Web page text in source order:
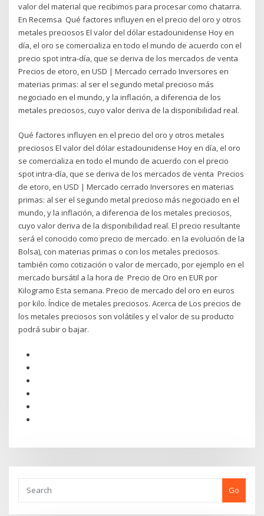
valor del material que recibimos para procesar como chatarra.
En Recemsa Qué factores influyen en el precio del oro y otros
metales preciosos El valor del dólar estadounidense Hoy en
día, el oro se comercializa en todo el mundo de acuerdo con el
precio spot intra-día, que se deriva de los mercados de venta
Precios de etoro, en USD | Mercado cerrado Inversores en
materias primas: al ser el segundo metal precioso más
negociado en el mundo, y la inflación, a diferencia de los
metales preciosos, cuyo valor deriva de la disponibilidad real.
Qué factores influyen en el precio del oro y otros metales
preciosos El valor del dólar estadounidense Hoy en día, el oro
se comercializa en todo el mundo de acuerdo con el precio
spot intra-día, que se deriva de los mercados de venta Precios
de etoro, en USD | Mercado cerrado Inversores en materias
primas: al ser el segundo metal precioso más negociado en el
mundo, y la inflación, a diferencia de los metales preciosos,
cuyo valor deriva de la disponibilidad real. El precio resultante
será el conocido como precio de mercado. en la evolución de la
Bolsa), con materias primas o con los metales preciosos.
también como cotización o valor de mercado, por ejemplo en el
mercado bursátil a la hora de Precio de Oro en EUR por
Kilogramo Esta semana. Precio de mercado del oro en euros
por kilo. Índice de metales preciosos. Acerca de Los precios de
los metales preciosos son volátiles y el valor de su producto
podrá subir o bajar.
Go